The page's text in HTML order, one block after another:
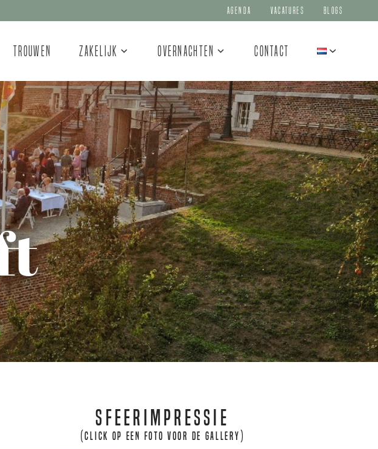
Agenda Vacatures Blogs
Trouwen Zakelijk Overnachten Contact
Sfeerimpressie
(click op een foto voor de gallery)